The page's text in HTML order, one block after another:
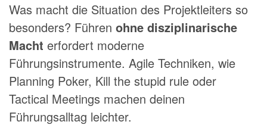
Was macht die Situation des Projektleiters so
besonders? Führen ohne disziplinarische
Macht erfordert moderne
Führungsinstrumente. Agile Techniken, wie
Planning Poker, Kill the stupid rule oder
Tactical Meetings machen deinen
Führungsalltag leichter.